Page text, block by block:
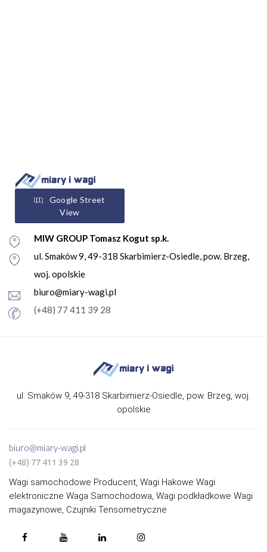
Google Street
View
MIW GROUP Tomasz Kogut sp.k.
ul. Smaków 9, 49-318 Skarbimierz-Osiedle, pow. Brzeg,
woj. opolskie
biuro@miary-wagi.pl
(+48) 77 411 39 28
ul. Smaków 9, 49-318 Skarbimierz-Osiedle, pow. Brzeg, woj.
opolskie
biuro@miary-wagi.pl
(+48) 77 411 39 28
Wagi samochodowe Producent, Wagi Hakowe Wagi
elektroniczne Waga Samochodowa, Wagi podkładkowe Wagi
magazynowe, Czujniki Tensometryczne